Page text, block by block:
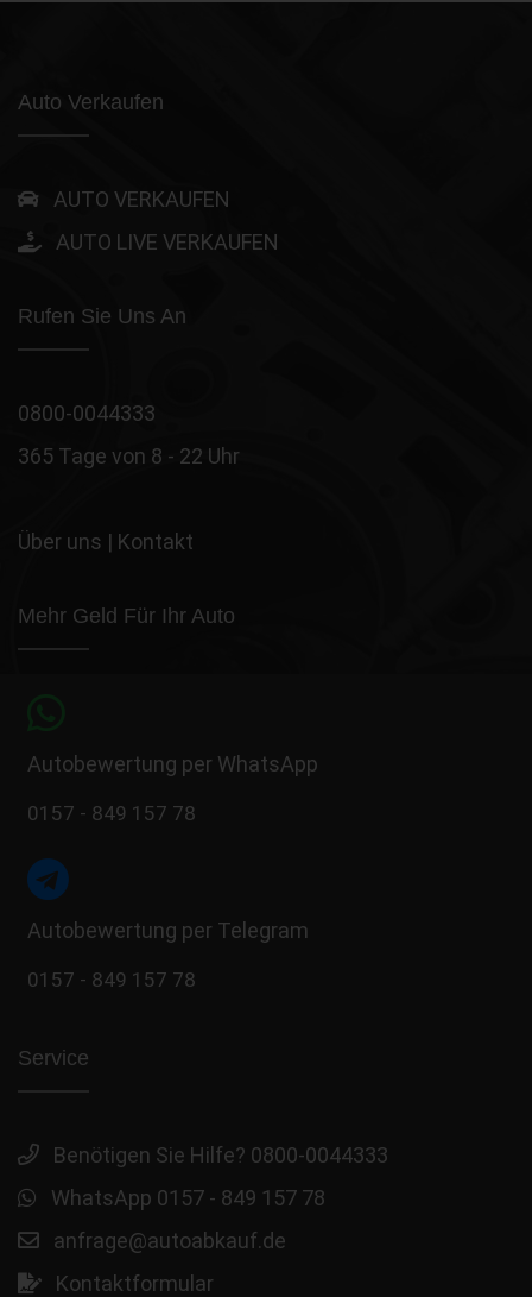
Auto Verkaufen
AUTO VERKAUFEN
AUTO LIVE VERKAUFEN
Rufen Sie Uns An
0800-0044333
365 Tage von 8 - 22 Uhr
Über uns | Kontakt
Mehr Geld Für Ihr Auto
Autobewertung per WhatsApp
0157 - 849 157 78
Autobewertung per Telegram
0157 - 849 157 78
Service
Benötigen Sie Hilfe? 0800-0044333
WhatsApp 0157 - 849 157 78
anfrage@autoabkauf.de
Kontaktformular